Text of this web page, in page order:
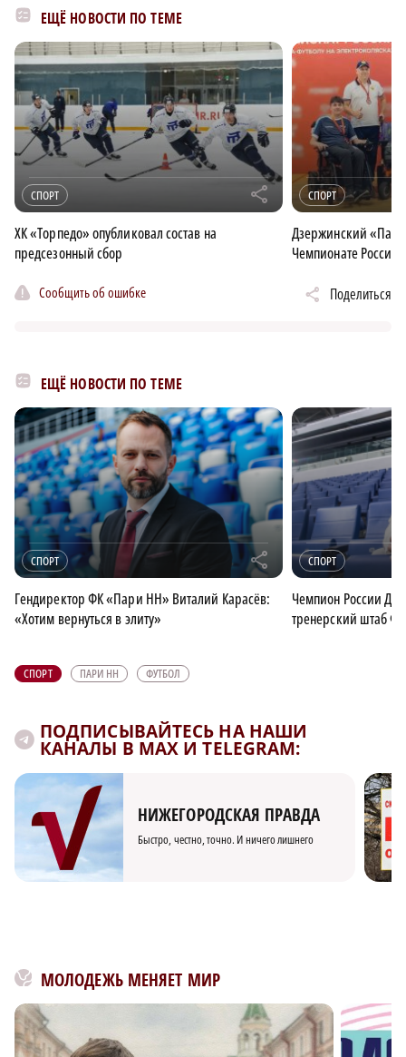
ЕЩЁ НОВОСТИ ПО ТЕМЕ
СПОРТ r
ХК «Торпедо» опубликовал состав на
предсезонный сбор
СПОРТ
Дзержинский
Чемпионате России
Сообщить об ошибке Поделиться
ЕЩЁ НОВОСТИ ПО ТЕМЕ
СПОРТ r
Гендиректор ФК «Пари НН» Виталий Карасёв:
«Хотим вернуться в элиту»
СПОРТ
Чемпион России
тренерский штаб
СПОРТ ПАРИ НН ФУТБОЛ
ПОДПИСЫВАЙТЕСЬ НА НАШИ
КАНАЛЫ В MAX И TELEGRAM:
НИЖЕГОРОДСКАЯ ПРАВДА
Быстро, честно, точно. И ничего лишнего
МОЛОДЕЖЬ МЕНЯЕТ МИР